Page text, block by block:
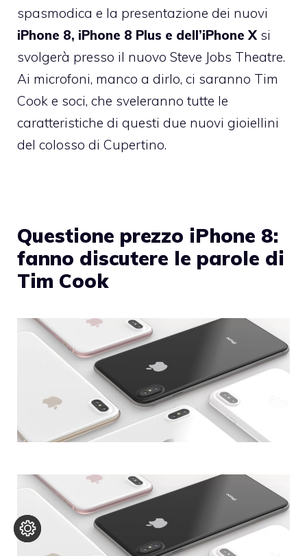
spasmodica e la presentazione dei nuovi
iPhone 8, iPhone 8 Plus e dell’iPhone X si
svolgerà presso il nuovo Steve Jobs Theatre.
Ai microfoni, manco a dirlo, ci saranno Tim
Cook e soci, che sveleranno tutte le
caratteristiche di questi due nuovi gioiellini
del colosso di Cupertino.
Questione prezzo iPhone 8:
fanno discutere le parole di
Tim Cook